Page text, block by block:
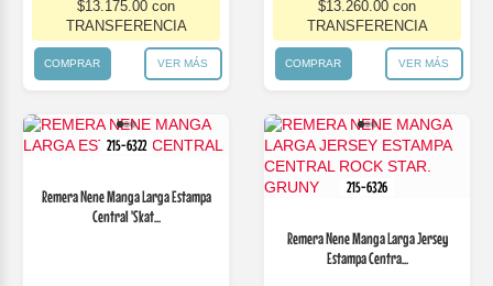
$13.175.00 con
TRANSFERENCIA
COMPRAR VER MÁS
$13.260.00 con
TRANSFERENCIA
COMPRAR VER MÁS
215-6322
Remera Nene Manga Larga Estampa
Central 'Skat...
215-6326
Remera Nene Manga Larga Jersey
Estampa Centra...